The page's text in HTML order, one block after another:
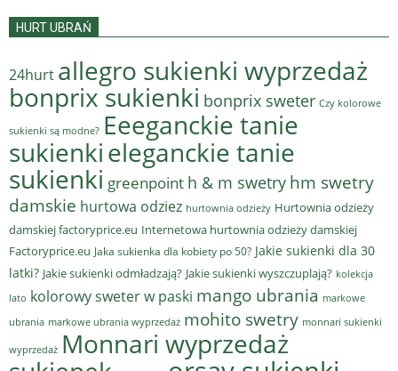
HURT UBRAŃ
24hurt allegro sukienki wyprzedaż
bonprix sukienki bonprix sweter Czy kolorowe
sukienki są modne? Eeeganckie tanie
sukienkieleganckie tanie
sukienki greenpoint h & m swetry hm swetry
damskie hurtowa odziez hurtownia odzieży Hurtownia odzieży
damskiej factoryprice.eu Internetowa hurtownia odzieży damskiej
Factoryprice.eu Jaka sukienka dla kobiety po 50? Jakie sukienki dla 30
latki? Jakie sukienki odmładzają? Jakie sukienki wyszczuplają? kolekcja
lato kolorowy sweter w paski mango ubrania markowe
ubrania markowe ubrania wyprzedaż mohito swetry monnari sukienki
wyprzedaż Monnari wyprzedaż